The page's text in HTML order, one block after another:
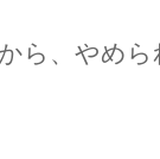
ら、やめ